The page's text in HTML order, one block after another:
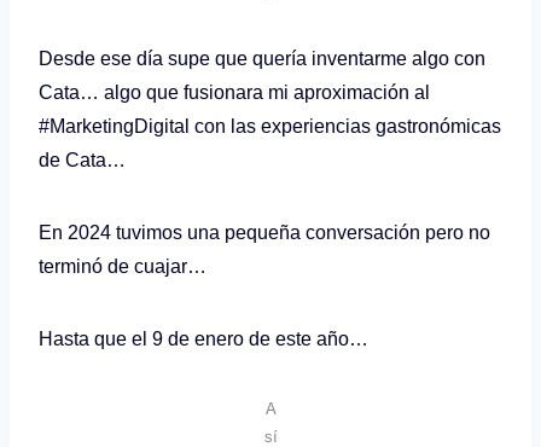
Desde ese día supe que quería inventarme algo con
Cata… algo que fusionara mi aproximación al
#MarketingDigital con las experiencias gastronómicas
de Cata…
En 2024 tuvimos una pequeña conversación pero no
terminó de cuajar…
Hasta que el 9 de enero de este año…
A
sí